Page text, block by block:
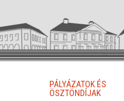
PÁLYÁZATOK ÉS
ÖSZTÖNDÍJAK